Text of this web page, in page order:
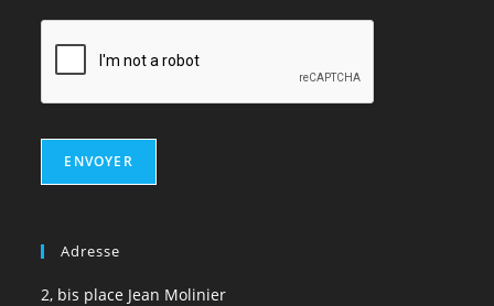
ENVOYER
Adresse
2, bis place Jean Molinier